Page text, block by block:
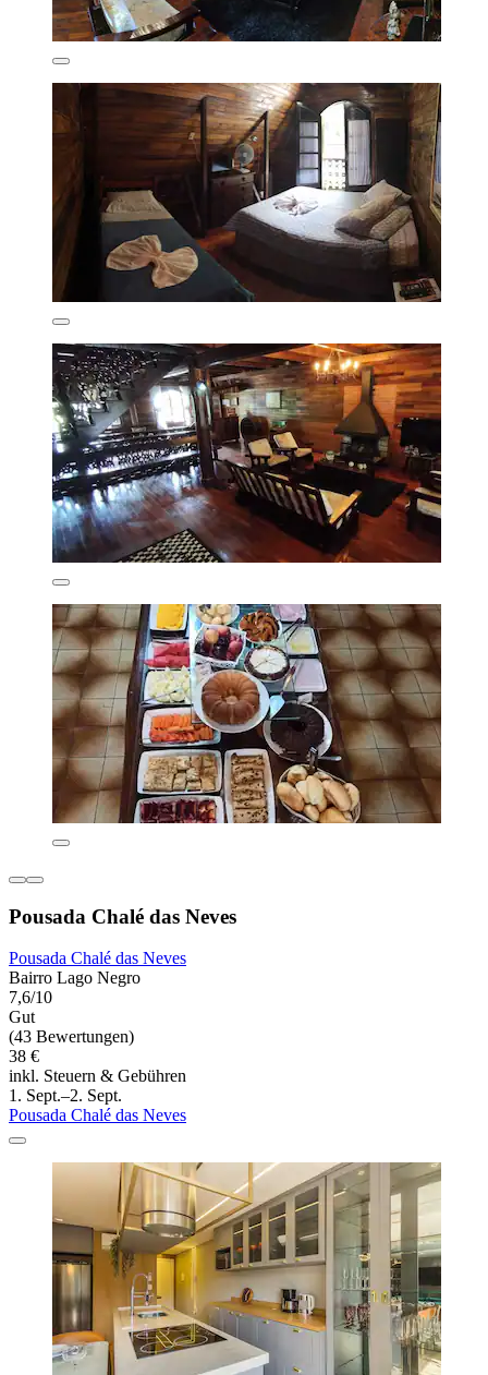
Pousada Chalé das Neves
Pousada Chalé das Neves
Bairro Lago Negro
7,6/10
Gut
(43 Bewertungen)
38 €
inkl. Steuern & Gebühren
1. Sept.–2. Sept.
Pousada Chalé das Neves